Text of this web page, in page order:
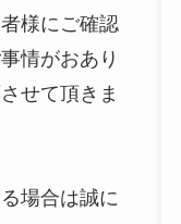
様にご確認
情がおあり
せて頂きま
場合は誠に